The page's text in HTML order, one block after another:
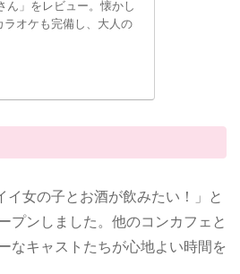
ん」をレビュー。懐かし
オケも完備し、大人の
女の子とお酒が飲みたい！」と
プンしました。他のコンカフェと
なキャストたちが心地よい時間を